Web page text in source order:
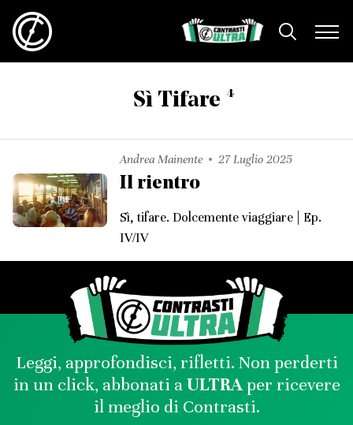
Sì Tifare 4
Andrea Mainente 27 Luglio 2025
Il rientro
Sì, tifare. Dolcemente viaggiare | Ep.
IV/IV
Leggi, approfondisci, rifletti. Non perderti
in un click, abbonati aULTRAper ricevere
il meglio di Contrasti.